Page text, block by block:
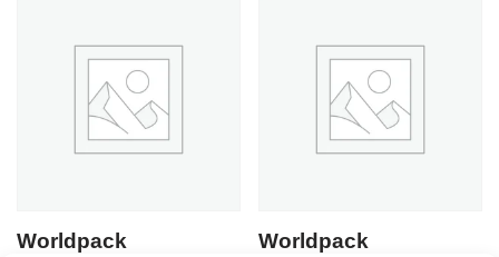
Worldpack
Worldpack